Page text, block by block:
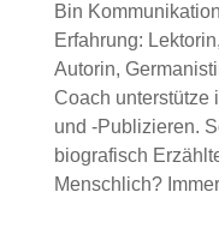
Bin
Erfahrung:
Autorin,
Coach unterstütze
und -Publizieren.
biografisch
Menschlich?